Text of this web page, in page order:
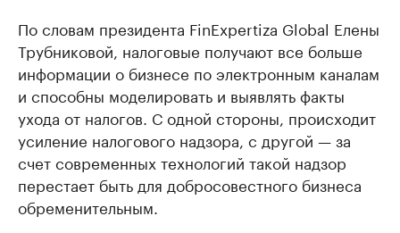
По словам президента FinExpertiza Global Елены
Трубниковой, налоговые получают все больше
информации о бизнесе по электронным каналам
и способны моделировать и выявлять факты
ухода от налогов. С одной стороны, происходит
усиление налогового надзора, с другой — за
счет современных технологий такой надзор
перестает быть для добросовестного бизнеса
обременительным.